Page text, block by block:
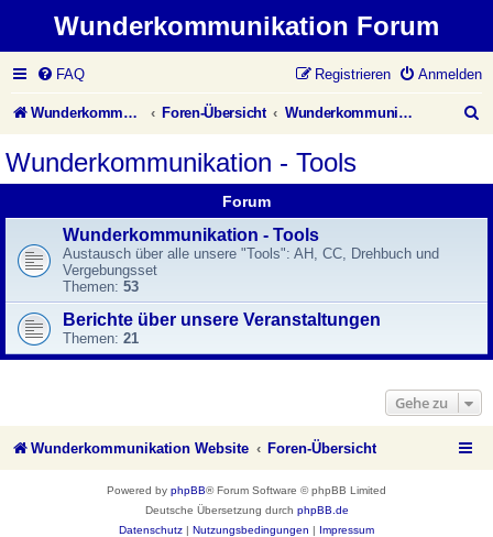
Wunderkommunikation Forum
FAQ Anmelden
Registrieren
Wunderkommunikation Website Foren-Übersicht Wunderkommunikation - Tools
Wunderkommunikation - Tools
Forum
Wunderkommunikation - Tools
Austausch über alle unsere "Tools": AH, CC, Drehbuch und
Vergebungsset
Themen: 53
Berichte über unsere Veranstaltungen
Themen: 21
Gehe zu
Wunderkommunikation Website Foren-Übersicht
Powered by phpBB® Forum Software © phpBB Limited
Deutsche Übersetzung durch phpBB.de
Datenschutz | Nutzungsbedingungen | Impressum